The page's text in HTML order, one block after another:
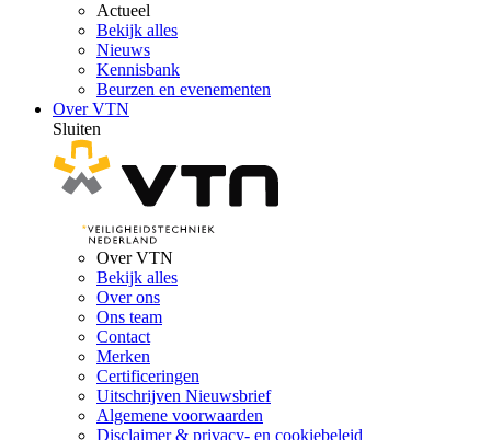
Actueel
Bekijk alles
Nieuws
Kennisbank
Beurzen en evenementen
Over VTN
Sluiten
Over VTN
Bekijk alles
Over ons
Ons team
Contact
Merken
Certificeringen
Uitschrijven Nieuwsbrief
Algemene voorwaarden
Disclaimer & privacy- en cookiebeleid